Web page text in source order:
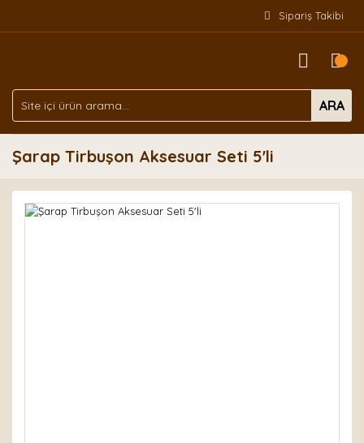
Sipariş Takibi
ARA
Şarap Tirbuşon Aksesuar Seti 5'li